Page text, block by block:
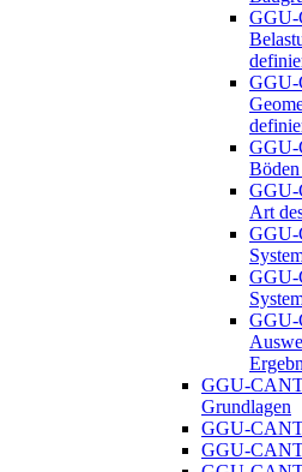
GGU-
GGU-
GGU-
GGU-
Art
GGU-
GGU-
GGU-
GGU-
Grundlagen
GGU-
GGU-